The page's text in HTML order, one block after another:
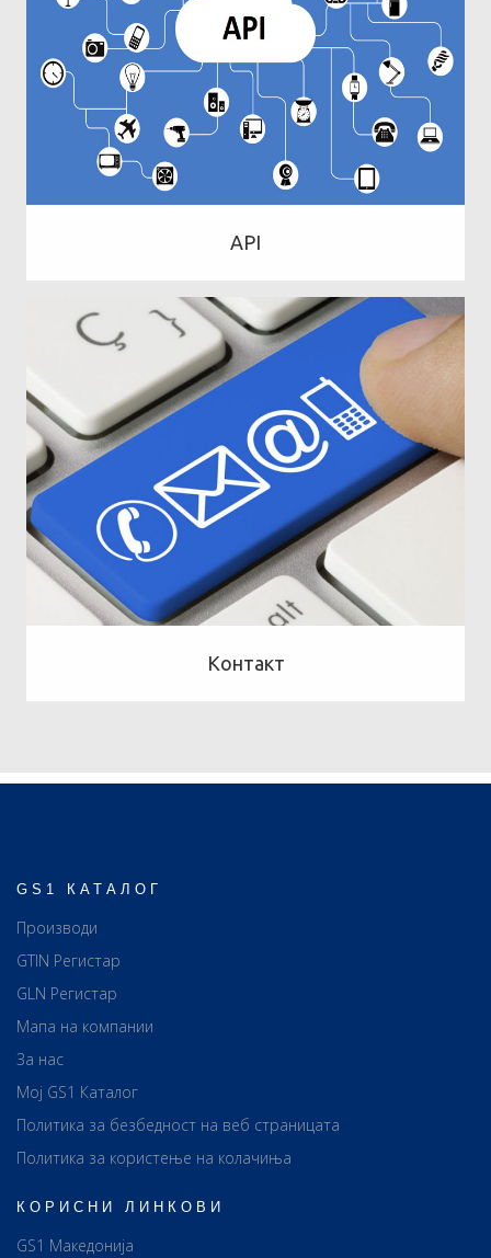
API
Контакт
GS1 КАТАЛОГ
Производи
GTIN Регистар
GLN Регистар
Мапа на компании
За нас
Мој GS1 Каталог
Политика за безбедност на веб страницата
Политика за користење на колачиња
КОРИСНИ ЛИНКОВИ
GS1 Македонија